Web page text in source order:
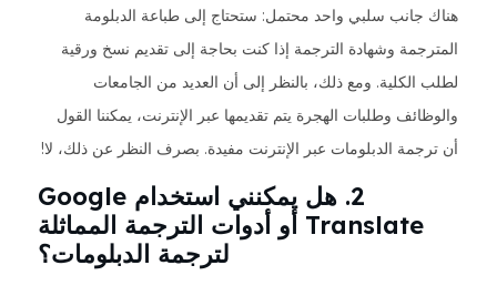
هناك جانب سلبي واحد محتمل: ستحتاج إلى طباعة الدبلومة
المترجمة وشهادة الترجمة إذا كنت بحاجة إلى تقديم نسخ ورقية
لطلب الكلية. ومع ذلك، بالنظر إلى أن العديد من الجامعات
والوظائف وطلبات الهجرة يتم تقديمها عبر الإنترنت، يمكننا القول
أن ترجمة الدبلومات عبر الإنترنت مفيدة. بصرف النظر عن ذلك، لا!
2. هل يمكنني استخدام Google
Translate أو أدوات الترجمة المماثلة
لترجمة الدبلومات؟